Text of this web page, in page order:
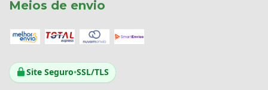
Meios de envio
Site Seguro•SSL/TLS